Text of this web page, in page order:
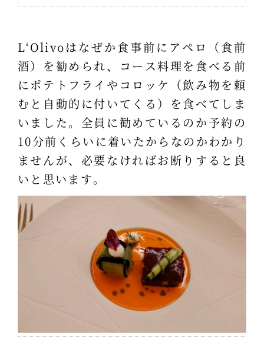
L‘Olivoはなぜか食事前にアペロ（食前
酒）を勧められ、コース料理を食べる前
にポテトフライやコロッケ（飲み物を頼
むと自動的に付いてくる）を食べてしま
いました。全員に勧めているのか予約の
10分前くらいに着いたからなのかわかり
ませんが、必要なければお断りすると良
いと思います。